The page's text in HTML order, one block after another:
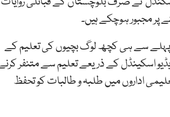
پر مجبور ہوچکے ہیں۔
سے ہی کچھ لوگ بچیوں کی تعلیم کے
اسکینڈل کے ذریعے تعلیم سے متنفر
اداروں میں طلبہ و طالبات کو تحفظ